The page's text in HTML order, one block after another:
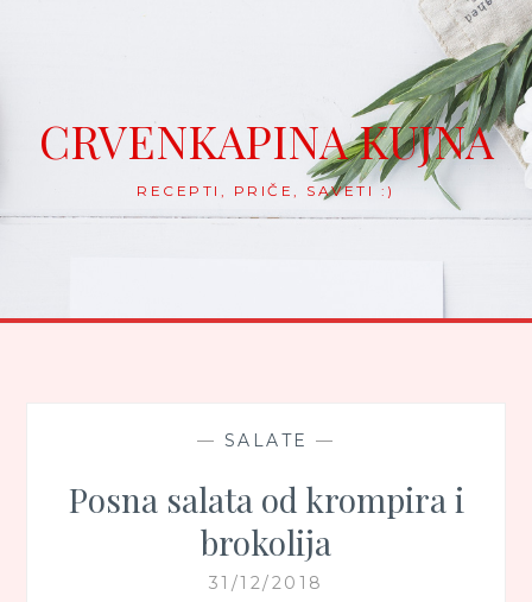
CRVENKAPINA KUJNA
RECEPTI, PRIČE, SAVETI :)
— SALATE —
Posna salata od krompira i
brokolija
31/12/2018